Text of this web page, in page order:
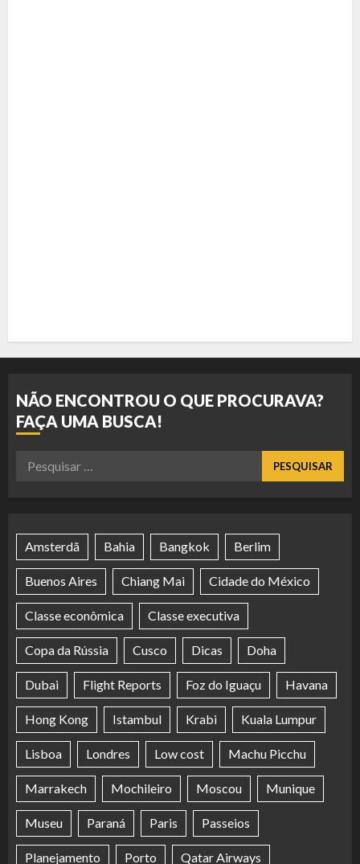
NÃO ENCONTROU O QUE PROCURAVA?
FAÇA UMA BUSCA!
Pesquisar
Amsterdã Bahia Bangkok Berlim
Buenos Aires Chiang Mai Cidade do México
Classe econômica Classe executiva
Copa da Rússia Cusco Dicas Doha
Dubai Flight Reports Foz do Iguaçu Havana
Hong Kong Istambul Krabi Kuala Lumpur
Lisboa Londres Low cost Machu Picchu
Marrakech Mochileiro Moscou Munique
Museu Paraná Paris Passeios
Planejamento Porto Qatar Airways